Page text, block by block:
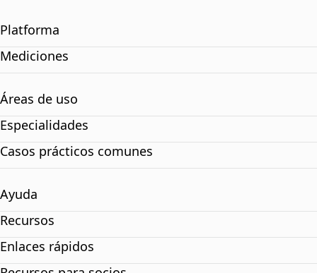
Platforma
Mediciones
Áreas de uso
Especialidades
Casos prácticos comunes
Ayuda
Recursos
Enlaces rápidos